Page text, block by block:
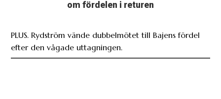
om fördelen i returen
PLUS. Rydström vände dubbelmötet till Bajens fördel
efter den vågade uttagningen.